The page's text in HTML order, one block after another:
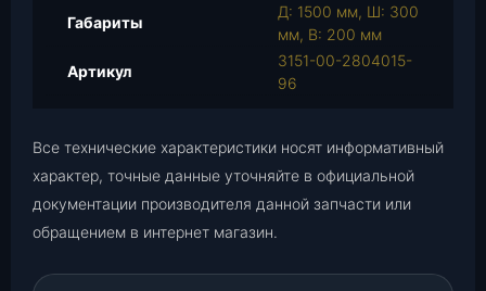
в
.
Габариты
Д: 1500 мм, Ш: 300
мм, В: 200 мм
Артикул
3151-00-2804015-
96
Все технические характеристики носят информативный
характер, точные данные уточняйте в официальной
документации производителя данной запчасти или
обращением в интернет магазин.